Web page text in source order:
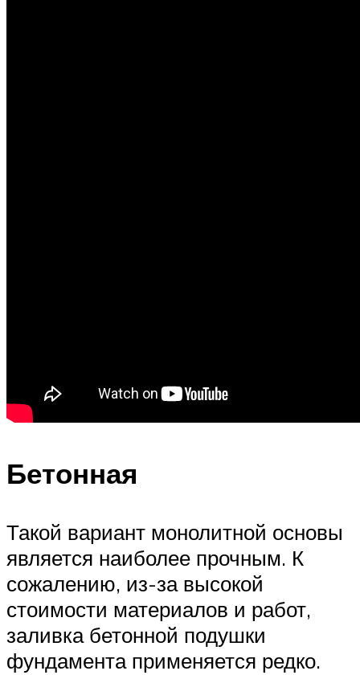
Бетонная
Такой вариант монолитной основы
является наиболее прочным. К
сожалению, из-за высокой
стоимости материалов и работ,
заливка бетонной подушки
фундамента применяется редко.